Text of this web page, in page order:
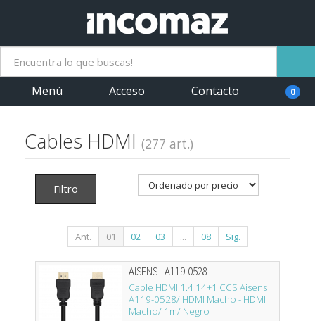
Menú Acceso Contacto 0
Cables HDMI (277 art.)
Filtro
Ant. 01 02 03 ... 08 Sig.
AISENS - A119-0528
Cable HDMI 1.4 14+1 CCS Aisens
A119-0528/ HDMI Macho - HDMI
Macho/ 1m/ Negro